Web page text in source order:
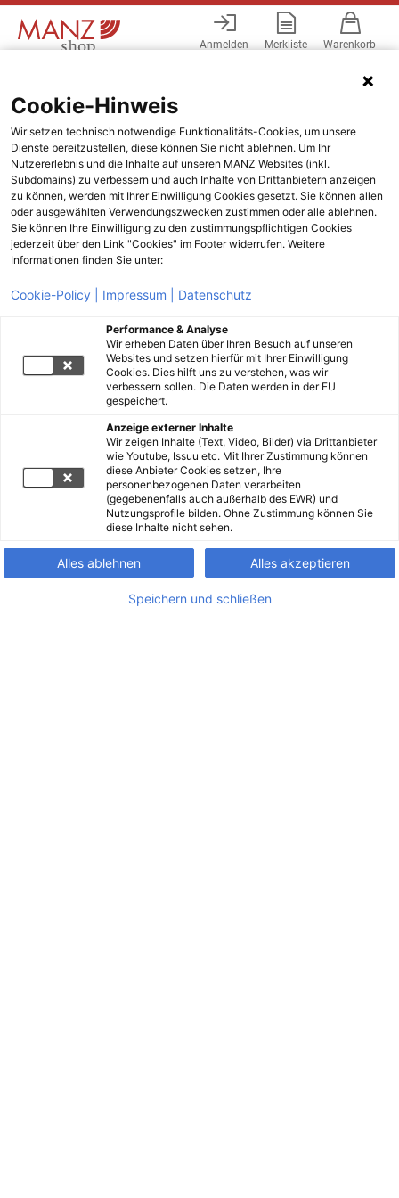
Anmelden Merkliste Warenkorb
Cookie-Hinweis
Wir setzen technisch notwendige Funktionalitäts-Cookies, um unsere
Dienste bereitzustellen, diese können Sie nicht ablehnen. Um Ihr
Nutzererlebnis und die Inhalte auf unseren MANZ Websites (inkl.
Subdomains) zu verbessern und auch Inhalte von Drittanbietern anzeigen
zu können, werden mit Ihrer Einwilligung Cookies gesetzt. Sie können allen
oder ausgewählten Verwendungszwecken zustimmen oder alle ablehnen.
Sie können Ihre Einwilligung zu den zustimmungspflichtigen Cookies
jederzeit über den Link "Cookies" im Footer widerrufen. Weitere
Informationen finden Sie unter:
Cookie-Policy | Impressum | Datenschutz
Performance & Analyse
Wir erheben Daten über Ihren Besuch auf unseren
Websites und setzen hierfür mit Ihrer Einwilligung
Cookies. Dies hilft uns zu verstehen, was wir
verbessern sollen. Die Daten werden in der EU
gespeichert.
Anzeige externer Inhalte
Wir zeigen Inhalte (Text, Video, Bilder) via Drittanbieter
wie Youtube, Issuu etc. Mit Ihrer Zustimmung können
diese Anbieter Cookies setzen, Ihre
personenbezogenen Daten verarbeiten
(gegebenenfalls auch außerhalb des EWR) und
Nutzungsprofile bilden. Ohne Zustimmung können Sie
diese Inhalte nicht sehen.
Alles ablehnen Alles akzeptieren
Speichern und schließen